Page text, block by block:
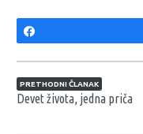
Navigacija
PRETHODNI ČLANAK
Devet života, jedna priča